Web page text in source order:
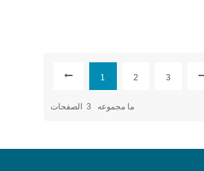
1 2 3
ما مجموعه 3 الصفحات